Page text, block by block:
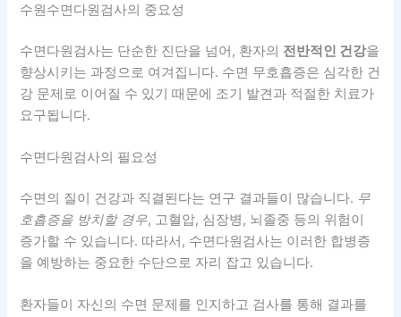
수원수면다원검사의 중요성
수면다원검사는 단순한 진단을 넘어, 환자의 전반적인 건강을
향상시키는 과정으로 여겨집니다. 수면 무호흡증은 심각한 건
강 문제로 이어질 수 있기 때문에 조기 발견과 적절한 치료가
요구됩니다.
수면다원검사의 필요성
수면의 질이 건강과 직결된다는 연구 결과들이 많습니다. 무
호흡증을 방치할 경우, 고혈압, 심장병, 뇌졸중 등의 위험이
증가할 수 있습니다. 따라서, 수면다원검사는 이러한 합병증
을 예방하는 중요한 수단으로 자리 잡고 있습니다.
환자들이 자신의 수면 문제를 인지하고 검사를 통해 결과를